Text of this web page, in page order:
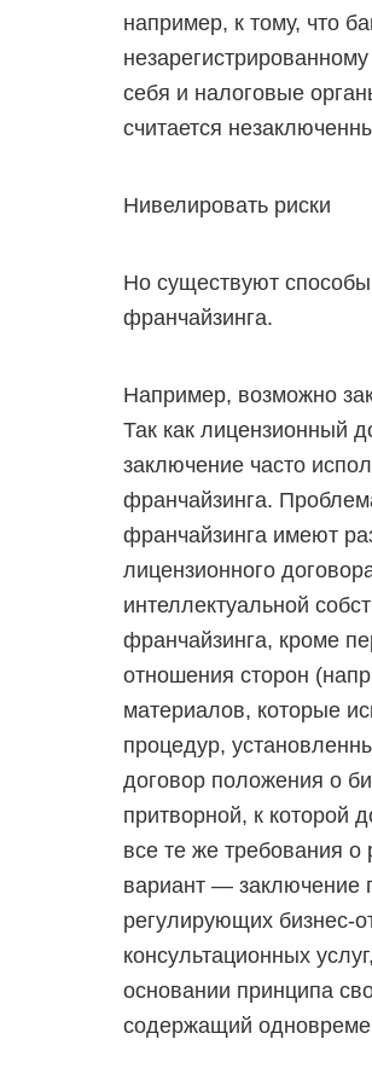
например, к тому, что
себя и налоговые
считается
Нивелировать риски
Но существуют способы
франчайзинга.
Например, возможно
Так как лицензионный
заключение часто
франчайзинга.
франчайзинга имеют
лицензионного
интеллектуальной
франчайзинга, кроме
отношения сторон
материалов, которые
процедур,
договор положения о
притворной, к которой
все те же требования
вариант — заключение
регулирующих бизнес-
консультационных
основании принципа
содержащий